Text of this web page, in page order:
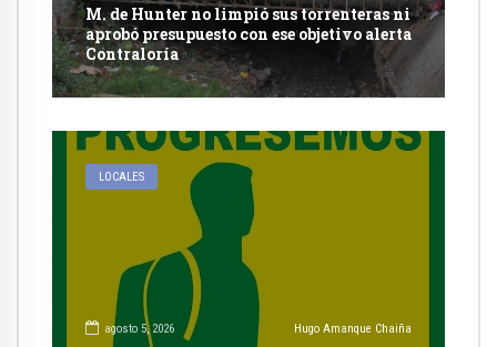
M. de Hunter no limpió sus torrenteras ni
aprobó presupuesto con ese objetivo alerta
Contraloría
LOCALES
agosto 5, 2026 Hugo Amanque Chaiña